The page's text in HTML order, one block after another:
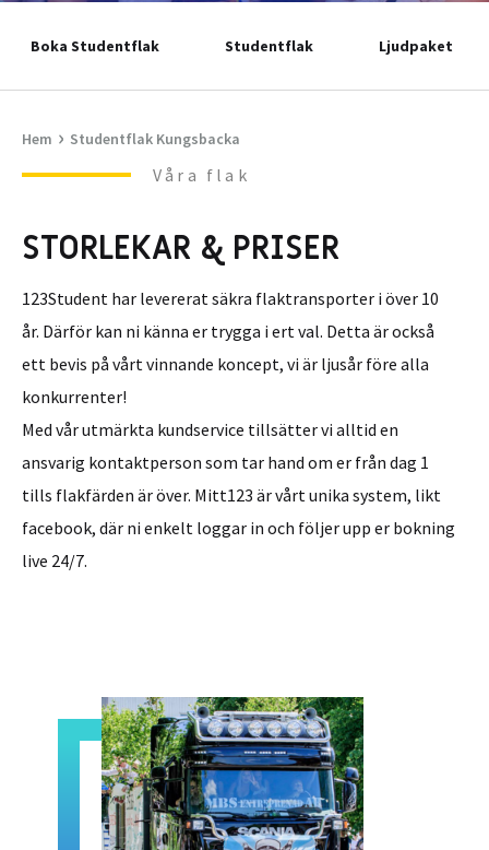
Boka Studentflak Studentflak Ljudpaket
Hem › Studentflak Kungsbacka
Våra flak
STORLEKAR & PRISER
123Student har levererat säkra flaktransporter i över 10
år. Därför kan ni känna er trygga i ert val. Detta är också
ett bevis på vårt vinnande koncept, vi är ljusår före alla
konkurrenter!
Med vår utmärkta kundservice tillsätter vi alltid en
ansvarig kontaktperson som tar hand om er från dag 1
tills flakfärden är över. Mitt123 är vårt unika system, likt
facebook, där ni enkelt loggar in och följer upp er bokning
live 24/7.